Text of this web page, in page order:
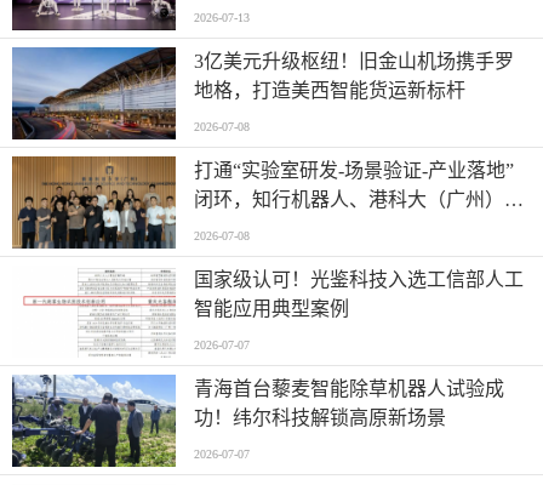
2026-07-13
​3亿美元升级枢纽！旧金山机场携手罗
地格，打造美西智能货运新标杆
2026-07-08
打通“实验室研发-场景验证-产业落地”
闭环，知行机器人、港科大（广州）、
北京粤电三方联合解锁城市服务机器人
规模化应用
2026-07-08
国家级认可！光鉴科技入选工信部人工
智能应用典型案例
2026-07-07
青海首台藜麦智能除草机器人试验成
功！纬尔科技解锁高原新场景
2026-07-07